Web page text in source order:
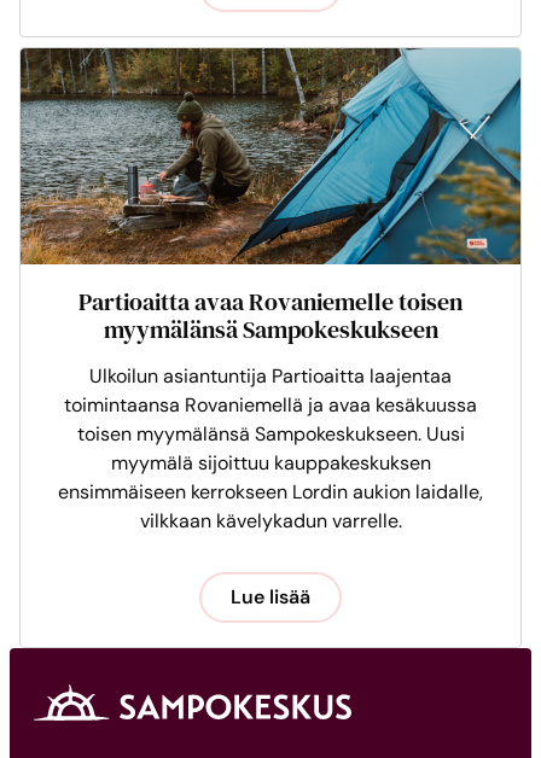
Partioaitta avaa Rovaniemelle toisen
myymälänsä Sampokeskukseen
Ulkoilun asiantuntija Partioaitta laajentaa
toimintaansa Rovaniemellä ja avaa kesäkuussa
toisen myymälänsä Sampokeskukseen. Uusi
myymälä sijoittuu kauppakeskuksen
ensimmäiseen kerrokseen Lordin aukion laidalle,
vilkkaan kävelykadun varrelle.
Lue lisää